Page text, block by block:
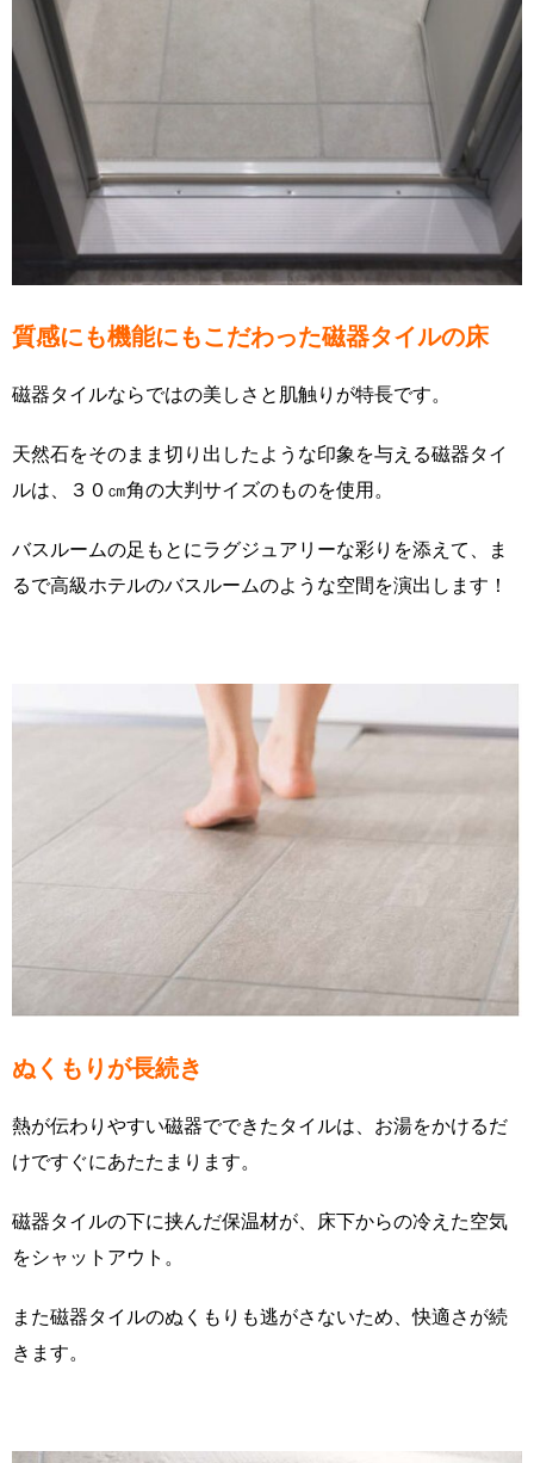
質感にも機能にもこだわった磁器タイルの床
磁器タイルならではの美しさと肌触りが特長です。
天然石をそのまま切り出したような印象を与える磁器タイ
ルは、３０㎝角の大判サイズのものを使用。
バスルームの足もとにラグジュアリーな彩りを添えて、ま
るで高級ホテルのバスルームのような空間を演出します！
ぬくもりが長続き
熱が伝わりやすい磁器でできたタイルは、お湯をかけるだ
けですぐにあたたまります。
磁器タイルの下に挟んだ保温材が、床下からの冷えた空気
をシャットアウト。
また磁器タイルのぬくもりも逃がさないため、快適さが続
きます。